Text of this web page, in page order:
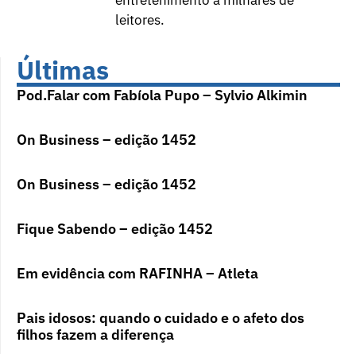
leitores.
Últimas
Pod.Falar com Fabíola Pupo – Sylvio Alkimin
On Business – edição 1452
On Business – edição 1452
Fique Sabendo – edição 1452
Em evidência com RAFINHA – Atleta
Pais idosos: quando o cuidado e o afeto dos
filhos fazem a diferença